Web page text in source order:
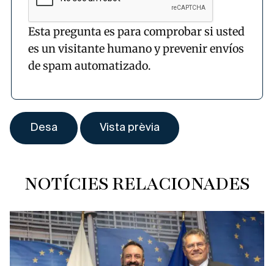
Esta pregunta es para comprobar si usted
es un visitante humano y prevenir envíos
de spam automatizado.
NOTÍCIES RELACIONADES